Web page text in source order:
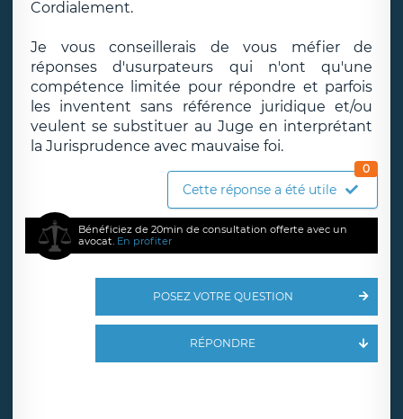
Cordialement.
Je vous conseillerais de vous méfier de
réponses d'usurpateurs qui n'ont qu'une
compétence limitée pour répondre et parfois
les inventent sans référence juridique et/ou
veulent se substituer au Juge en interprétant
la Jurisprudence avec mauvaise foi.
Cette réponse a été utile
0
Bénéficiez de 20min de consultation offerte avec un
avocat. En profiter
POSEZ VOTRE QUESTION
RÉPONDRE